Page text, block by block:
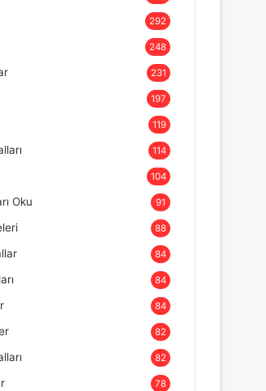
292
248
231
197
119
114
104
Oku 91
88
84
84
84
82
82
78